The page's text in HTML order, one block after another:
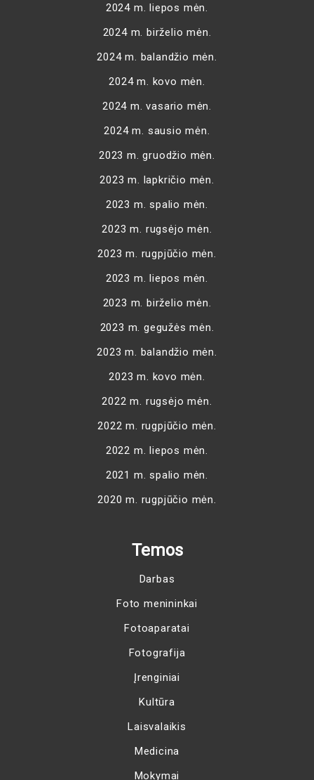
2024 m. liepos mėn.
2024 m. birželio mėn.
2024 m. balandžio mėn.
2024 m. kovo mėn.
2024 m. vasario mėn.
2024 m. sausio mėn.
2023 m. gruodžio mėn.
2023 m. lapkričio mėn.
2023 m. spalio mėn.
2023 m. rugsėjo mėn.
2023 m. rugpjūčio mėn.
2023 m. liepos mėn.
2023 m. birželio mėn.
2023 m. gegužės mėn.
2023 m. balandžio mėn.
2023 m. kovo mėn.
2022 m. rugsėjo mėn.
2022 m. rugpjūčio mėn.
2022 m. liepos mėn.
2021 m. spalio mėn.
2020 m. rugpjūčio mėn.
Temos
Darbas
Foto menininkai
Fotoaparatai
Fotografija
Įrenginiai
Kultūra
Laisvalaikis
Medicina
Mokymai